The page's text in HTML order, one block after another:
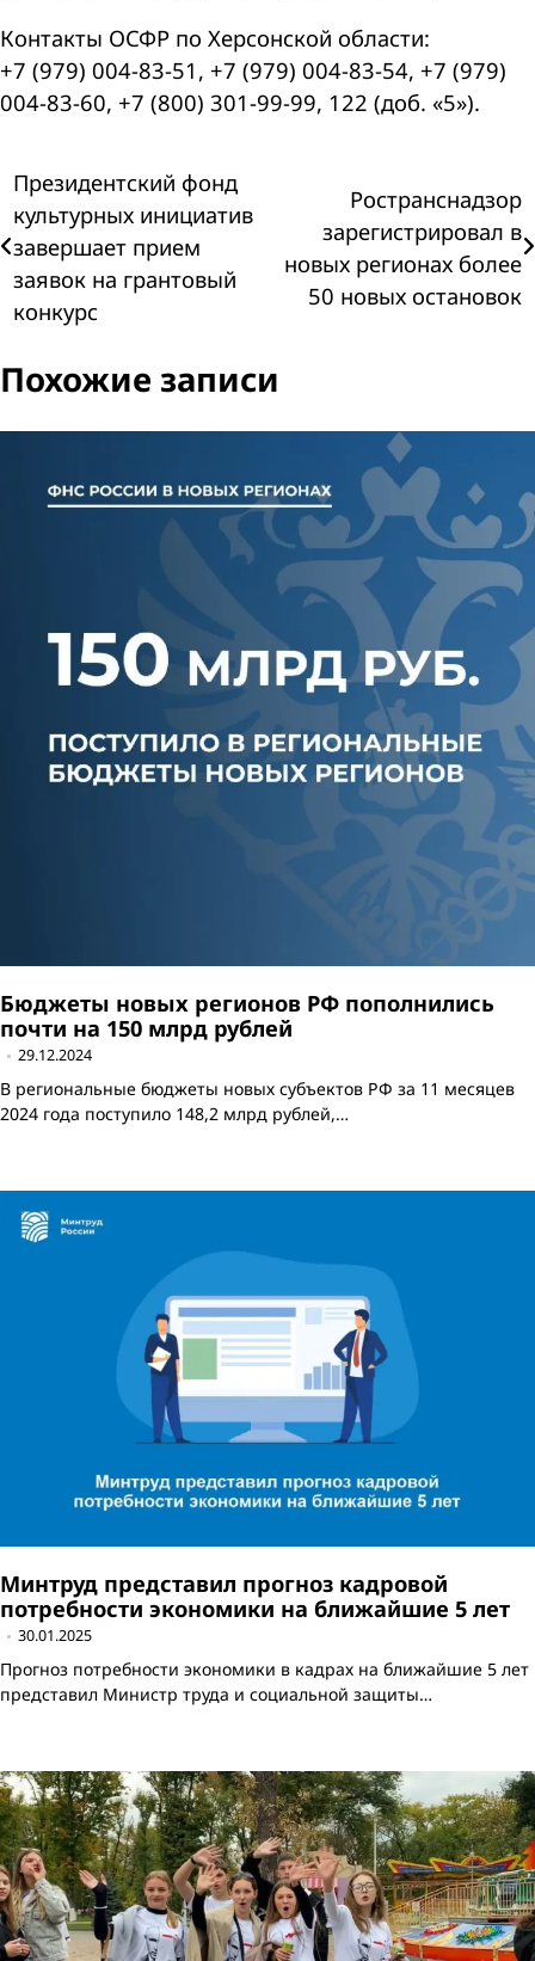
Контакты ОСФР по Херсонской области:
+7 (979) 004-83-51, +7 (979) 004-83-54, +7 (979)
004-83-60, +7 (800) 301-99-99, 122 (доб. «5»).
Навигация
по
записям
Президентский фонд
культурных инициатив
завершает прием
заявок на грантовый
конкурс
Ространснадзор
зарегистрировал в
новых регионах более
50 новых остановок
Похожие записи
Бюджеты новых регионов РФ пополнились
почти на 150 млрд рублей
29.12.2024
В региональные бюджеты новых субъектов РФ за 11 месяцев
2024 года поступило 148,2 млрд рублей,…
Минтруд представил прогноз кадровой
потребности экономики на ближайшие 5 лет
30.01.2025
Прогноз потребности экономики в кадрах на ближайшие 5 лет
представил Министр труда и социальной защиты…